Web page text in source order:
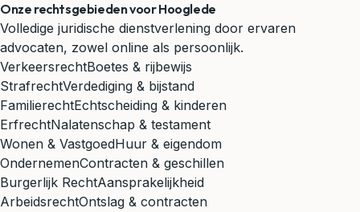
Onze rechtsgebieden voor Hooglede
Volledige juridische dienstverlening door ervaren
advocaten, zowel online als persoonlijk.
VerkeersrechtBoetes & rijbewijs
StrafrechtVerdediging & bijstand
FamilierechtEchtscheiding & kinderen
ErfrechtNalatenschap & testament
Wonen & VastgoedHuur & eigendom
OndernemenContracten & geschillen
Burgerlijk RechtAansprakelijkheid
ArbeidsrechtOntslag & contracten